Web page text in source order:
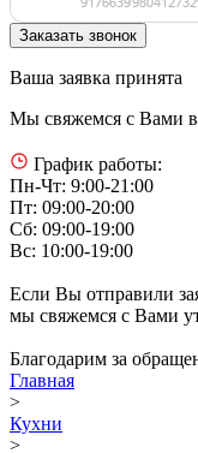
Ваша заявка принята
Мы свяжемся с Вами в
График работы:
Пн-Чт: 9:00-21:00
Пт: 09:00-20:00
Сб: 09:00-19:00
Вс: 10:00-19:00
Если Вы отправили
мы свяжемся с Вами
Благодарим за
Главная
>
Кухни
>